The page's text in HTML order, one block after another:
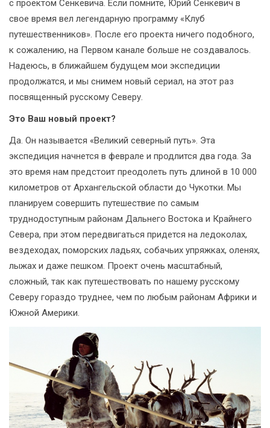
с проектом Сенкевича. Если помните, Юрий Сенкевич в
свое время вел легендарную программу «Клуб
путешественников». После его проекта ничего подобного,
к сожалению, на Первом канале больше не создавалось.
Надеюсь, в ближайшем будущем мои экспедиции
продолжатся, и мы снимем новый сериал, на этот раз
посвященный русскому Северу.
Это Ваш новый проект?
Да. Он называется «Великий северный путь». Эта
экспедиция начнется в феврале и продлится два года. За
это время нам предстоит преодолеть путь длиной в 10 000
километров от Архангельской области до Чукотки. Мы
планируем совершить путешествие по самым
труднодоступным районам Дальнего Востока и Крайнего
Севера, при этом передвигаться придется на ледоколах,
вездеходах, поморских ладьях, собачьих упряжках, оленях,
лыжах и даже пешком. Проект очень масштабный,
сложный, так как путешествовать по нашему русскому
Северу гораздо труднее, чем по любым районам Африки и
Южной Америки.